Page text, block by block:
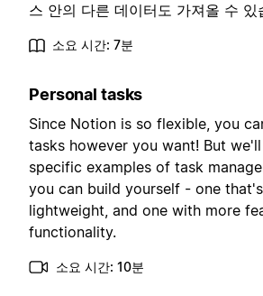
스 안의 다른 데이터도 가져올 수 있
소요 시간: 7분
Personal tasks
Since Notion is so flexible, you
tasks however you want! But
specific examples of task
you can build yourself - one
lightweight, and one with more
functionality.
소요 시간: 10분